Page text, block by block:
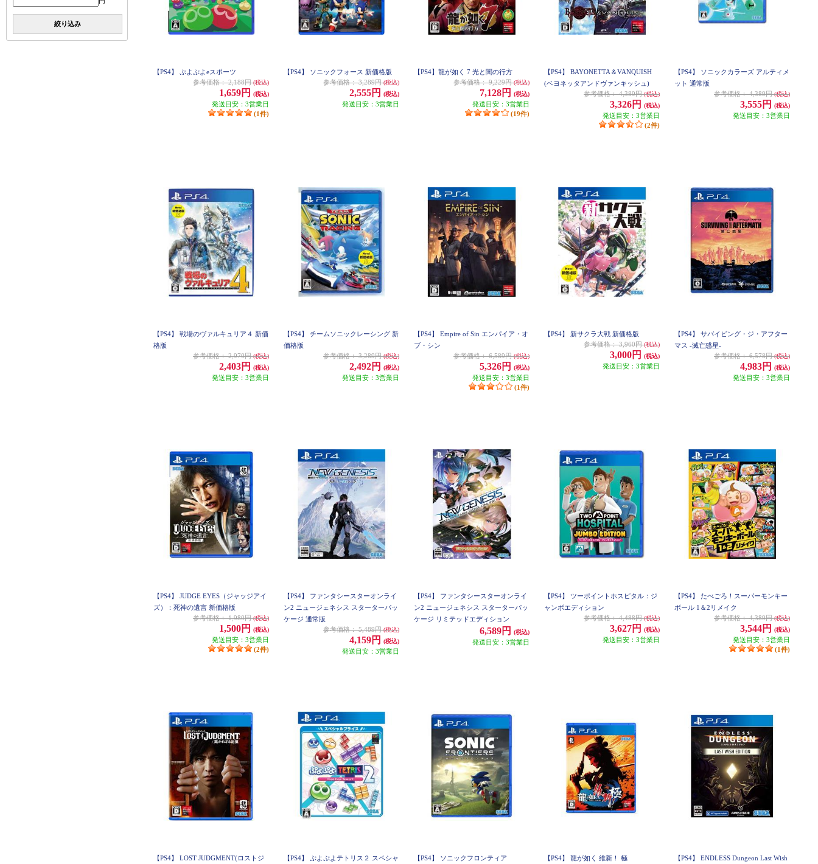
絞り込み
【PS4】 ぷよぷよeスポーツ
参考価格： 2,188円(税込)
1,659円 (税込)
発送目安：3営業日
(1件)
【PS4】 ソニックフォース 新価格版
参考価格： 3,289円(税込)
2,555円 (税込)
発送目安：3営業日
【PS4】龍が如く 7 光と闇の行方
参考価格： 9,229円(税込)
7,128円 (税込)
発送目安：3営業日
(19件)
【PS4】 BAYONETTA＆VANQUISH
(ベヨネッタアンドヴァンキッシュ)
参考価格： 4,389円(税込)
3,326円 (税込)
発送目安：3営業日
(2件)
【PS4】 ソニックカラーズ アルティメ
ット 通常版
参考価格： 4,389円(税込)
3,555円 (税込)
発送目安：3営業日
【PS4】 戦場のヴァルキュリア４ 新価
格版
参考価格： 2,970円(税込)
2,403円 (税込)
発送目安：3営業日
【PS4】 チームソニックレーシング 新
価格版
参考価格： 3,289円(税込)
2,492円 (税込)
発送目安：3営業日
【PS4】 Empire of Sin エンパイア・オ
ブ・シン
参考価格： 6,589円(税込)
5,326円 (税込)
発送目安：3営業日
(1件)
【PS4】 新サクラ大戦 新価格版
参考価格： 3,960円(税込)
3,000円 (税込)
発送目安：3営業日
【PS4】 サバイビング・ジ・アフター
マス -滅亡惑星-
参考価格： 6,578円(税込)
4,983円 (税込)
発送目安：3営業日
【PS4】 JUDGE EYES（ジャッジアイ
ズ）：死神の遺言 新価格版
参考価格： 1,980円(税込)
1,500円 (税込)
発送目安：3営業日
(2件)
【PS4】 ファンタシースターオンライ
ン2 ニュージェネシス スターターパッ
ケージ 通常版
参考価格： 5,489円(税込)
4,159円 (税込)
発送目安：3営業日
【PS4】 ファンタシースターオンライ
ン2 ニュージェネシス スターターパッ
ケージ リミテッドエディション
6,589円 (税込)
発送目安：3営業日
【PS4】 ツーポイントホスピタル：ジ
ャンボエディション
参考価格： 4,488円(税込)
3,627円 (税込)
発送目安：3営業日
【PS4】 たべごろ！スーパーモンキー
ボール 1＆2リメイク
参考価格： 4,389円(税込)
3,544円 (税込)
発送目安：3営業日
(1件)
【PS4】 LOST JUDGMENT(ロストジ
【PS4】 ぷよぷよテトリス２ スペシャ
【PS4】 ソニックフロンティア
【PS4】 龍が如く 維新！ 極
【PS4】 ENDLESS Dungeon Last Wish